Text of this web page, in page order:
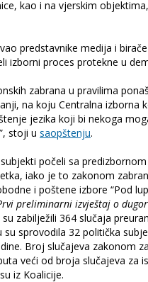
kao i na vjerskim
predstavnike medija i
izborni proces protekne u
zabrana u pravilima
na koju Centralna izborna
jezika koji bi nekoga
stoji u saopštenju.
počeli sa
iako je to zakonom
i poštene izbore “Pod
preliminarni izvještaj o
zabilježili 364 slučaja
sprovodila 32 politička
Broj slučajeva zakonom
veći od broja slučajeva za
iz Koalicije.